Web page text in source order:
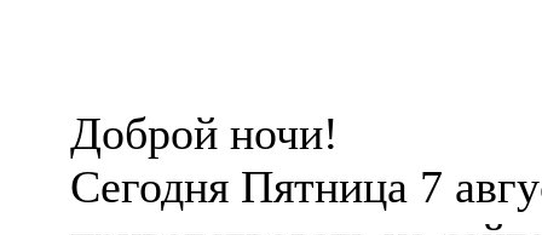
Доброй ночи!
Сегодня Пятница 7